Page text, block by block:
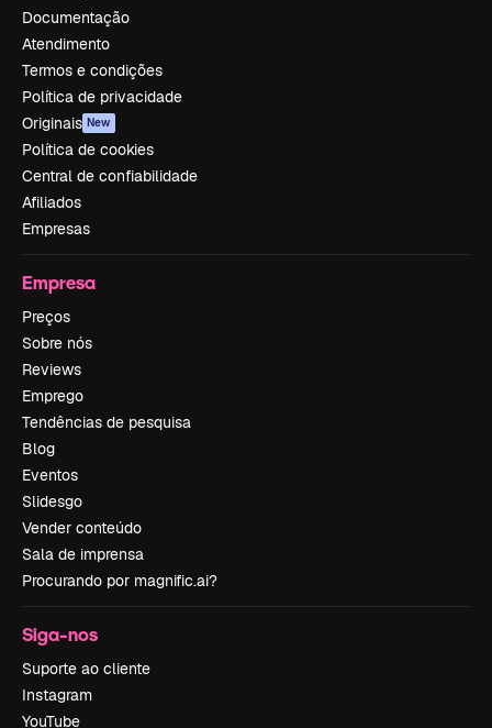
Documentação
Atendimento
Termos e condições
Política de privacidade
Originais New
Política de cookies
Central de confiabilidade
Afiliados
Empresas
Empresa
Preços
Sobre nós
Reviews
Emprego
Tendências de pesquisa
Blog
Eventos
Slidesgo
Vender conteúdo
Sala de imprensa
Procurando por magnific.ai?
Siga-nos
Suporte ao cliente
Instagram
YouTube